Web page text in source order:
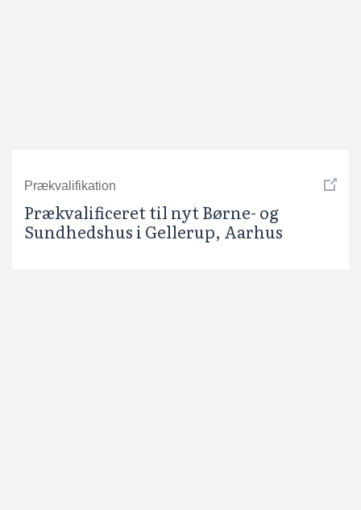
Prækvalifikation
Prækvalificeret til nyt Børne- og
Sundhedshus i Gellerup, Aarhus